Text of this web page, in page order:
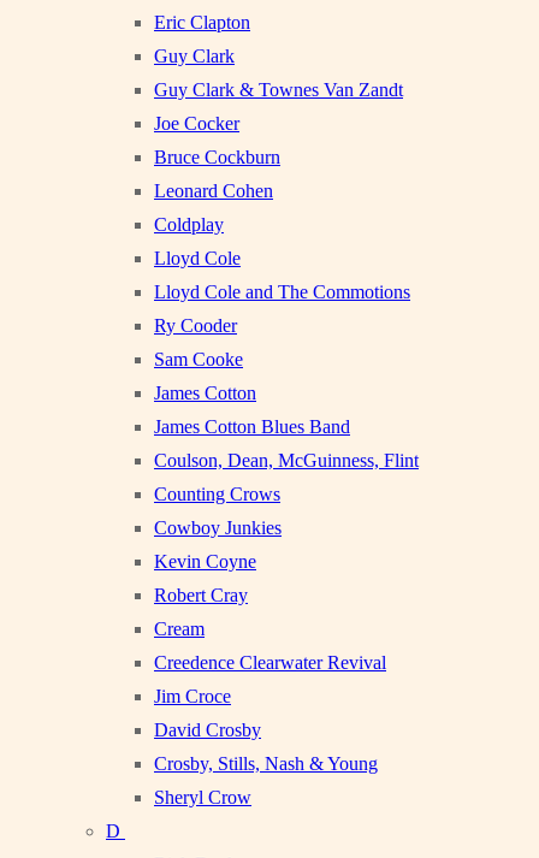
Eric Clapton
Guy Clark
Guy Clark & Townes Van Zandt
Joe Cocker
Bruce Cockburn
Leonard Cohen
Coldplay
Lloyd Cole
Lloyd Cole and The Commotions
Ry Cooder
Sam Cooke
James Cotton
James Cotton Blues Band
Coulson, Dean, McGuinness, Flint
Counting Crows
Cowboy Junkies
Kevin Coyne
Robert Cray
Cream
Creedence Clearwater Revival
Jim Croce
David Crosby
Crosby, Stills, Nash & Young
Sheryl Crow
D